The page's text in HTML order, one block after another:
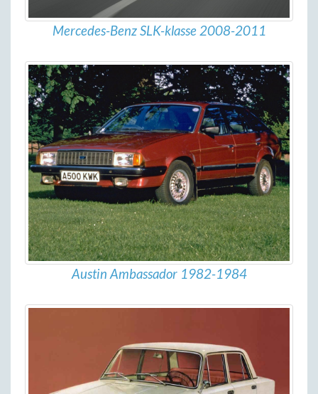
Mercedes-Benz SLK-klasse 2008-2011
Austin Ambassador 1982-1984